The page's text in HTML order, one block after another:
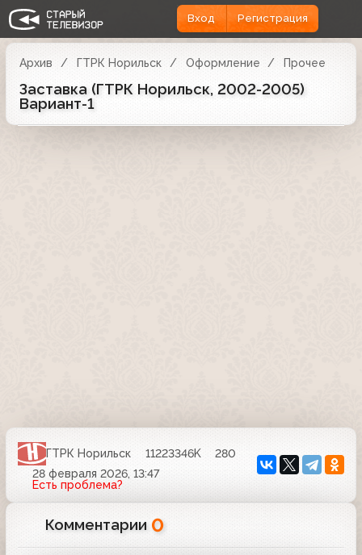
Вход Регистрация
Архив ГТРК Норильск Оформление Прочее
Заставка (ГТРК Норильск, 2002-2005)
Вариант-1
ГТРК Норильск 11223346K
280
28 февраля 2026, 13:47
Есть проблема?
Комментарии 0